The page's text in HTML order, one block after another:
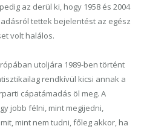
az derül ki, hogy 1958 és 2004
ról tettek bejelentést az egész
volt halálos.
utoljára 1989-ben történt
rendkívül kicsi annak a
cápatámadás öl meg. A
jobb félni, mint megijedni,
mint nem tudni, főleg akkor, ha